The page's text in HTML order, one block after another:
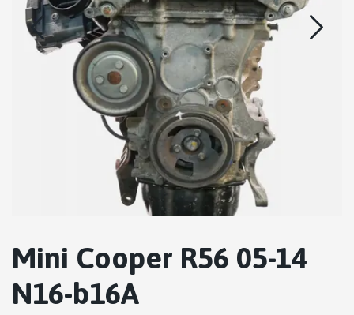
Mini Cooper R56 05-14
N16-b16A